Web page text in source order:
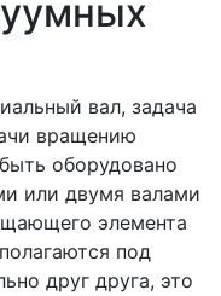
вал, задача
вращению
оборудовано
или двумя валами
элемента
под
друг друга, это